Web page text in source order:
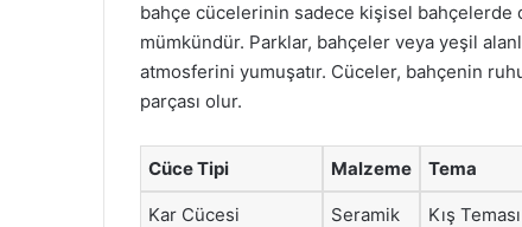
bahçe cücelerinin sadece kişisel bahçelerde
mümkündür. Parklar, bahçeler veya yeşil
atmosferini yumuşatır. Cüceler, bahçenin
parçası olur.
Cüce Tipi Malzeme Tema
Kar Cücesi Seramik Kış Teması